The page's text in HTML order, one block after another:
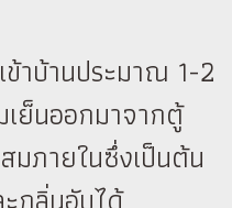
าบ้านประมาณ 1-2
ย็นออกมาจากตู้
มภายในซึ่งเป็นต้น